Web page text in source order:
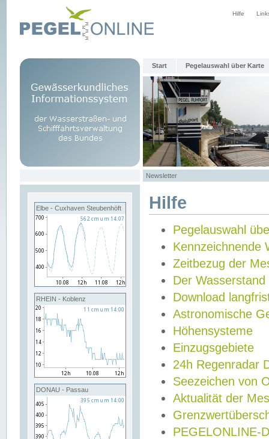
Hilfe
Start Pegelauswahl über Karte
Newsletter
Elbe - Cuxhaven Steubenhöft
RHEIN - Koblenz
DONAU - Passau
Hilfe
Pegelauswahl
Kennzeichnende
Zeitbezug der
Der Wasserstand
Download
Astronomische
Höhensysteme
Einzugsgebiete
24h Regenradar
Seezeichen von
Aktualität der
PEGELONLINE-